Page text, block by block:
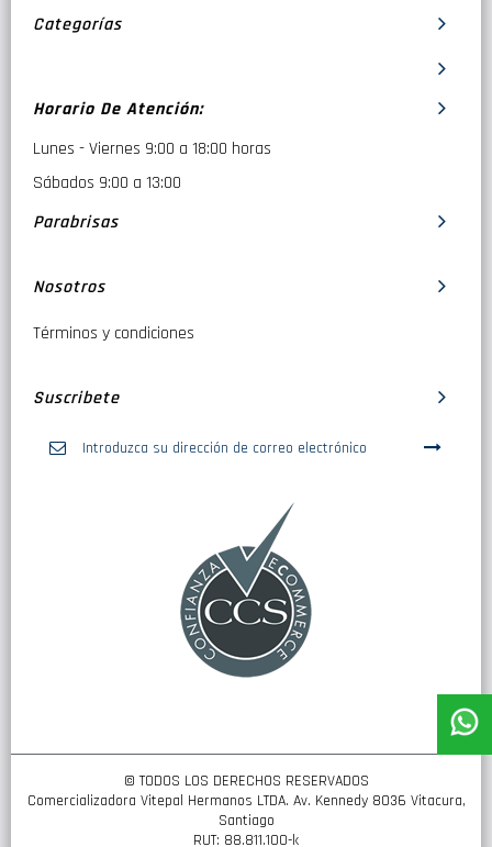
Categorías
Horario De Atención:
Lunes - Viernes 9:00 a 18:00 horas
Sábados 9:00 a 13:00
Parabrisas
Nosotros
Términos y condiciones
Suscribete
© TODOS LOS DERECHOS RESERVADOS
Comercializadora Vitepal Hermanos LTDA. Av. Kennedy 8036 Vitacura,
Santiago
RUT: 88.811.100-k